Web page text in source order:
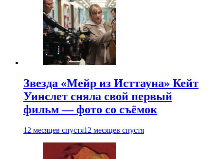
Звезда «Мейр из Исттауна» Кейт
Уинслет сняла свой первый
фильм — фото со съёмок
12 месяцев спустя12 месяцев спустя